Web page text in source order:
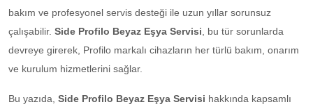
bakım ve profesyonel servis desteği ile uzun yıllar sorunsuz
çalışabilir. Side Profilo Beyaz Eşya Servisi , bu tür sorunlarda
devreye girerek, Profilo markalı cihazların her türlü bakım, onarım
ve kurulum hizmetlerini sağlar.
Bu yazıda, Side Profilo Beyaz Eşya Servisi hakkında kapsamlı